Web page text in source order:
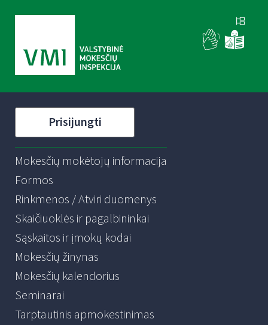
Prisijungti
Mokesčių mokėtojų informacija
Formos
Rinkmenos / Atviri duomenys
Skaičiuoklės ir pagalbininkai
Sąskaitos ir įmokų kodai
Mokesčių žinynas
Mokesčių kalendorius
Seminarai
Tarptautinis apmokestinimas